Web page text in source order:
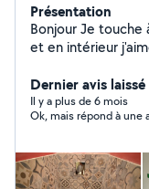
Présentation
Bonjour Je touche à tout, je sais travailler en extérieur
et en intérieur
four,et au
Dernier avis
Il y a plus de 6 mois
Ok, mais répond à une